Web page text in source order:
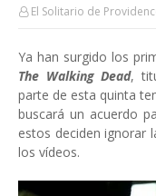
El Solitario de
Ya han surgido los
The Walking Dead,
parte de esta quinta
buscará un acuerdo
estos deciden ignorar
los vídeos.